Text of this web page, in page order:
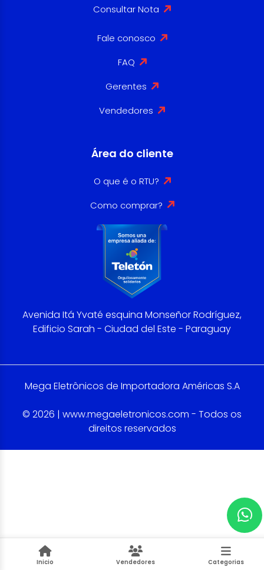
Inicio Vendedores Categorias
Consultar Nota
Fale conosco
FAQ
Gerentes
Vendedores
Área do cliente
O que é o RTU?
Como comprar?
Avenida Itá Yvaté esquina Monseñor Rodríguez,
Edificio Sarah - Ciudad del Este - Paraguay
Mega Eletrônicos de Importadora Américas S.A
© 2026 | www.megaeletronicos.com - Todos os
direitos reservados